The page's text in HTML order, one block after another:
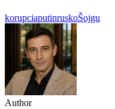
korupciaputinruskoŠojgu
Author